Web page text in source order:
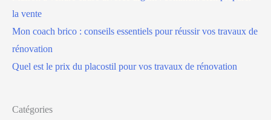
la vente
Mon coach brico : conseils essentiels pour réussir vos travaux de
rénovation
Quel est le prix du placostil pour vos travaux de rénovation
Catégories